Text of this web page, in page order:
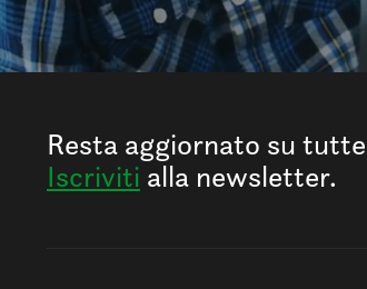
Resta aggiornato su
Iscriviti alla newsletter.